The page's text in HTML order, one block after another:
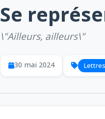
Se
\"Ailleurs, ailleurs\"
30 mai 2024 Lettres